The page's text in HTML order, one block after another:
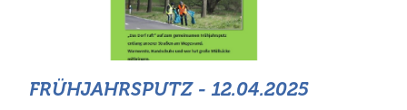
FRÜHJAHRSPUTZ - 12.04.2025